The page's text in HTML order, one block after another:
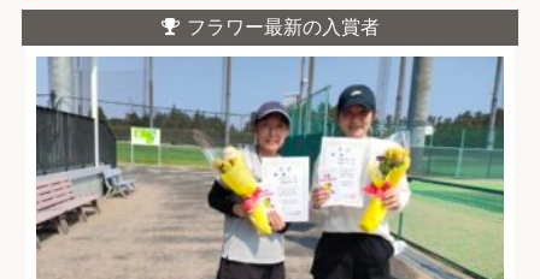
フラワー最新の入賞者